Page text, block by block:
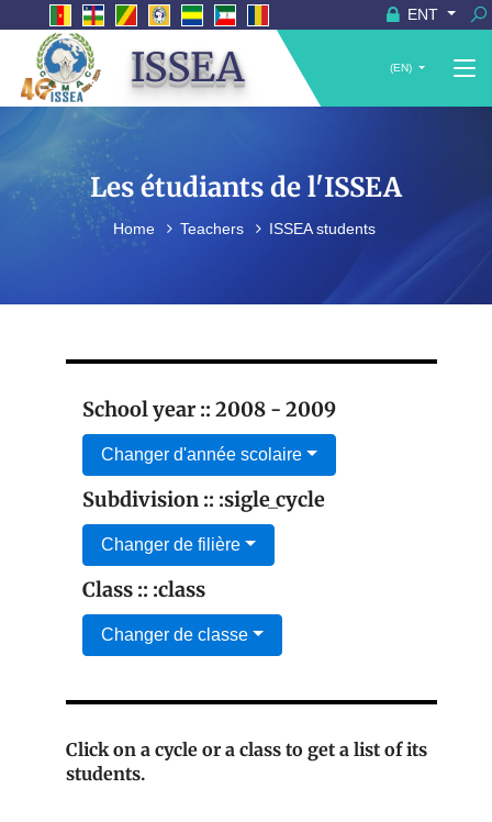
ENT
ISSEA (EN)
Les étudiants de l'ISSEA
Home Teachers ISSEA students
School year :: 2008 - 2009
Changer d'année scolaire
Subdivision :: :sigle_cycle
Changer de filière
Class :: :class
Changer de classe
Click on a cycle or a class to get a list of its
students.